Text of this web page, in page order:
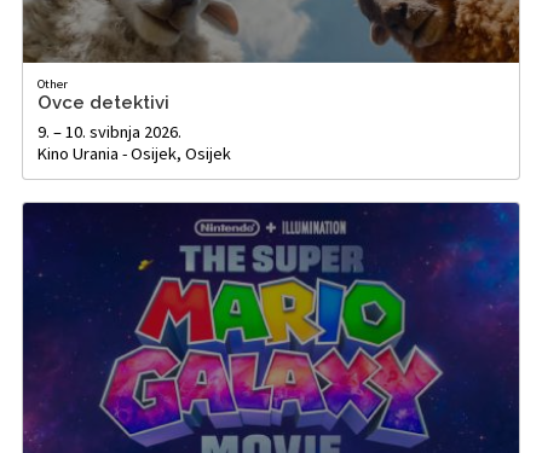
Other
Ovce detektivi
9. – 10. svibnja 2026.
Kino Urania - Osijek, Osijek